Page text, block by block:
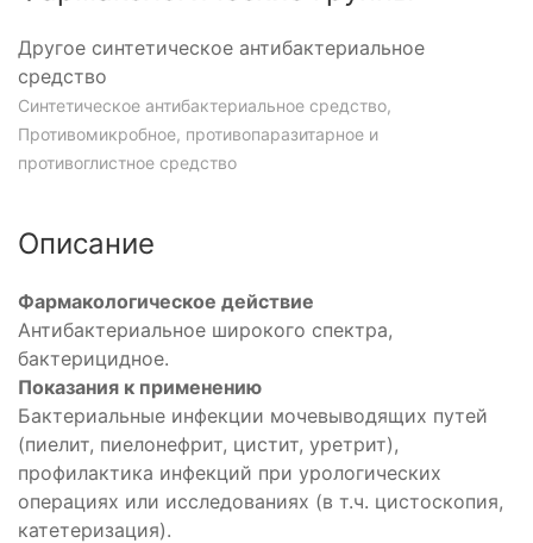
Другое синтетическое антибактериальное
средство
Синтетическое антибактериальное средство,
Противомикробное, противопаразитарное и
противоглистное средство
Описание
Фармакологическое действие
Антибактериальное широкого спектра,
бактерицидное.
Показания к применению
Бактериальные инфекции мочевыводящих путей
(пиелит, пиелонефрит, цистит, уретрит),
профилактика инфекций при урологических
операциях или исследованиях (в т.ч. цистоскопия,
катетеризация).